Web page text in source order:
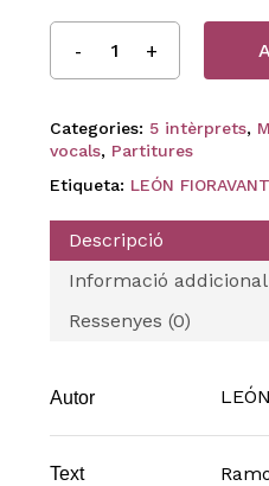
Categories: 5 intèrprets,
vocals, Partitures
Etiqueta: LEÓN
Descripció
Informació addicional
Ressenyes (0)
Autor
Text